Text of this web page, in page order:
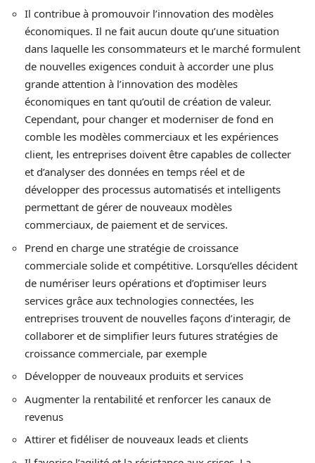
Il contribue à promouvoir l’innovation des modèles
économiques. Il ne fait aucun doute qu’une situation
dans laquelle les consommateurs et le marché formulent
de nouvelles exigences conduit à accorder une plus
grande attention à l’innovation des modèles
économiques en tant qu’outil de création de valeur.
Cependant, pour changer et moderniser de fond en
comble les modèles commerciaux et les expériences
client, les entreprises doivent être capables de collecter
et d’analyser des données en temps réel et de
développer des processus automatisés et intelligents
permettant de gérer de nouveaux modèles
commerciaux, de paiement et de services.
Prend en charge une stratégie de croissance
commerciale solide et compétitive. Lorsqu’elles décident
de numériser leurs opérations et d’optimiser leurs
services grâce aux technologies connectées, les
entreprises trouvent de nouvelles façons d’interagir, de
collaborer et de simplifier leurs futures stratégies de
croissance commerciale, par exemple
Développer de nouveaux produits et services
Augmenter la rentabilité et renforcer les canaux de
revenus
Attirer et fidéliser de nouveaux leads et clients